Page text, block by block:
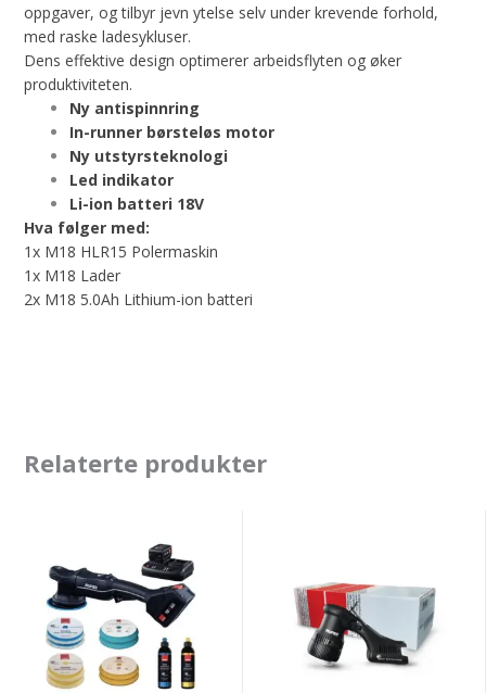
oppgaver, og tilbyr jevn ytelse selv under krevende forhold,
med raske ladesykluser.
Dens effektive design optimerer arbeidsflyten og øker
produktiviteten.
Ny antispinnring
In-runner børsteløs motor
Ny utstyrsteknologi
Led indikator
Li-ion batteri 18V
Hva følger med:
1x M18 HLR15 Polermaskin
1x M18 Lader
2x M18 5.0Ah Lithium-ion batteri
Relaterte produkter
Bigfoot
ibrid
HLR15
polermaskin
bas
SOLO